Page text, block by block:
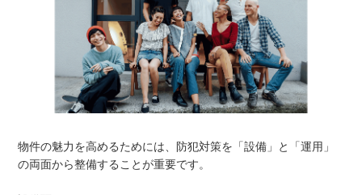
物件の魅力を高めるためには、防犯対策を「設備」と「運用」
の両面から整備することが重要です。